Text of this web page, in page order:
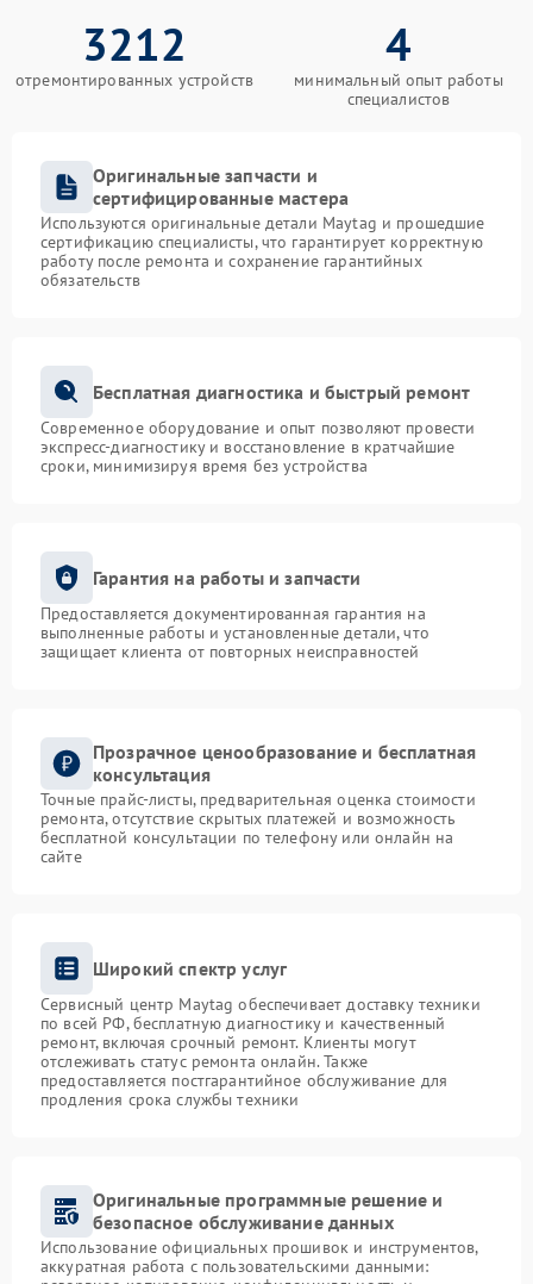
3212
отремонтированных устройств
4
минимальный опыт работы
специалистов
Оригинальные запчасти и
сертифицированные мастера
Используются оригинальные детали Maytag и прошедшие
сертификацию специалисты, что гарантирует корректную
работу после ремонта и сохранение гарантийных
обязательств
Бесплатная диагностика и быстрый ремонт
Современное оборудование и опыт позволяют провести
экспресс-диагностику и восстановление в кратчайшие
сроки, минимизируя время без устройства
Гарантия на работы и запчасти
Предоставляется документированная гарантия на
выполненные работы и установленные детали, что
защищает клиента от повторных неисправностей
Прозрачное ценообразование и бесплатная
консультация
Точные прайс-листы, предварительная оценка стоимости
ремонта, отсутствие скрытых платежей и возможность
бесплатной консультации по телефону или онлайн на
сайте
Широкий спектр услуг
Сервисный центр Maytag обеспечивает доставку техники
по всей РФ, бесплатную диагностику и качественный
ремонт, включая срочный ремонт. Клиенты могут
отслеживать статус ремонта онлайн. Также
предоставляется постгарантийное обслуживание для
продления срока службы техники
Оригинальные программные решение и
безопасное обслуживание данных
Использование официальных прошивок и инструментов,
аккуратная работа с пользовательскими данными: